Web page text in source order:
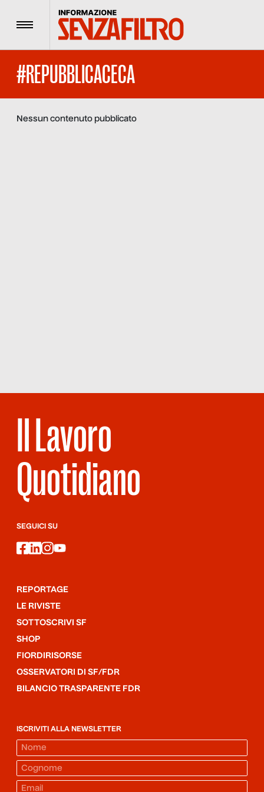
Menu
#REPUBBLICACECA
Nessun contenuto pubblicato
Il Lavoro
Quotidiano
SEGUICI SU
facebook
linkedin
instagram
youtube
REPORTAGE
LE RIVISTE
SOTTOSCRIVI SF
SHOP
FIORDIRISORSE
OSSERVATORI DI SF/FDR
BILANCIO TRASPARENTE FDR
ISCRIVITI ALLA NEWSLETTER